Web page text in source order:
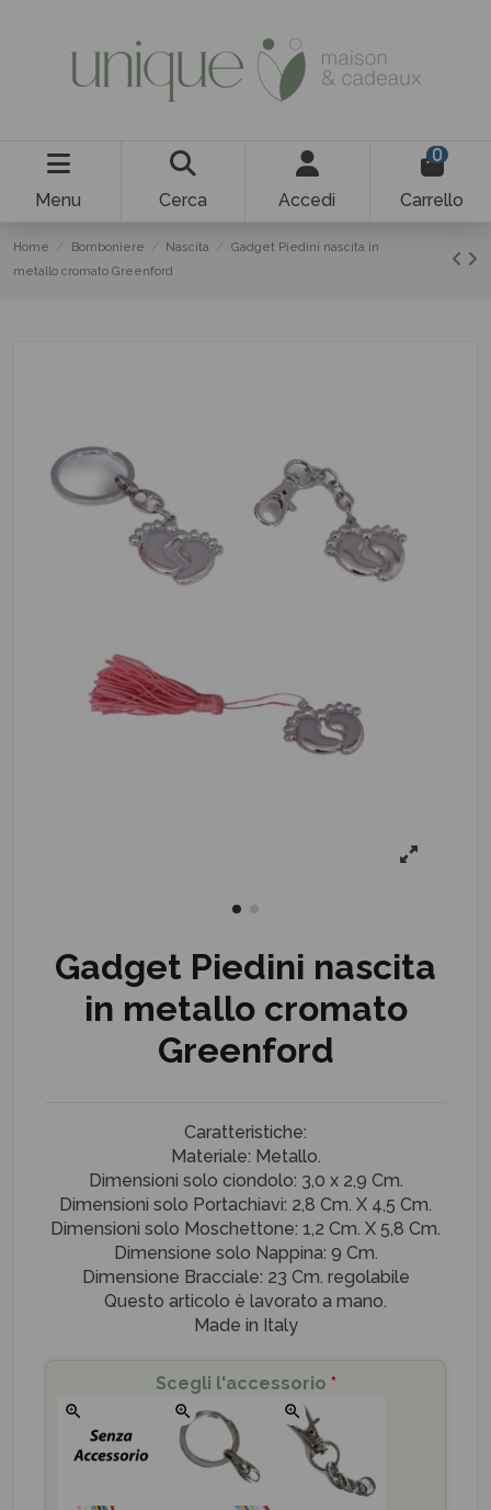
Menu Cerca Accedi
0
Carrello
Home Bomboniere Nascita
Gadget Piedini nascita in
metallo cromato Greenford
Gadget Piedini nascita
in metallo cromato
Greenford
Caratteristiche:
Materiale: Metallo.
Dimensioni solo ciondolo: 3,0 x 2,9 Cm.
Dimensioni solo Portachiavi: 2,8 Cm. X 4,5 Cm.
Dimensioni solo Moschettone: 1,2 Cm. X 5,8 Cm.
Dimensione solo Nappina: 9 Cm.
Dimensione Bracciale: 23 Cm. regolabile
Questo articolo è lavorato a mano.
Made in Italy
Scegli l'accessorio *
zoom_in zoom_in zoom_in